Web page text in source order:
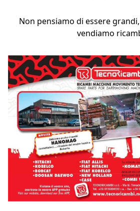
Non pensiamo di essere
vendiamo